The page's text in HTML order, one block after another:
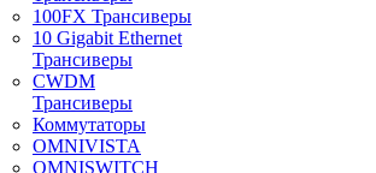
100FX Трансиверы
10 Gigabit Ethernet
Трансиверы
CWDM
Трансиверы
Коммутаторы
OMNIVISTA
OMNISWITCH